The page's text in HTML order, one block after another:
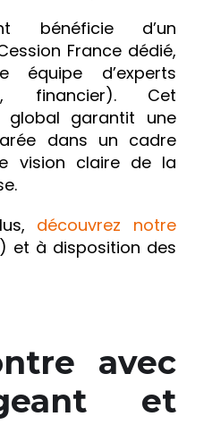
bénéficie d’un
France dédié,
équipe d’experts
financier). Cet
global garantit une
dans un cadre
vision claire de la
découvrez notre
et à disposition des
avec
et